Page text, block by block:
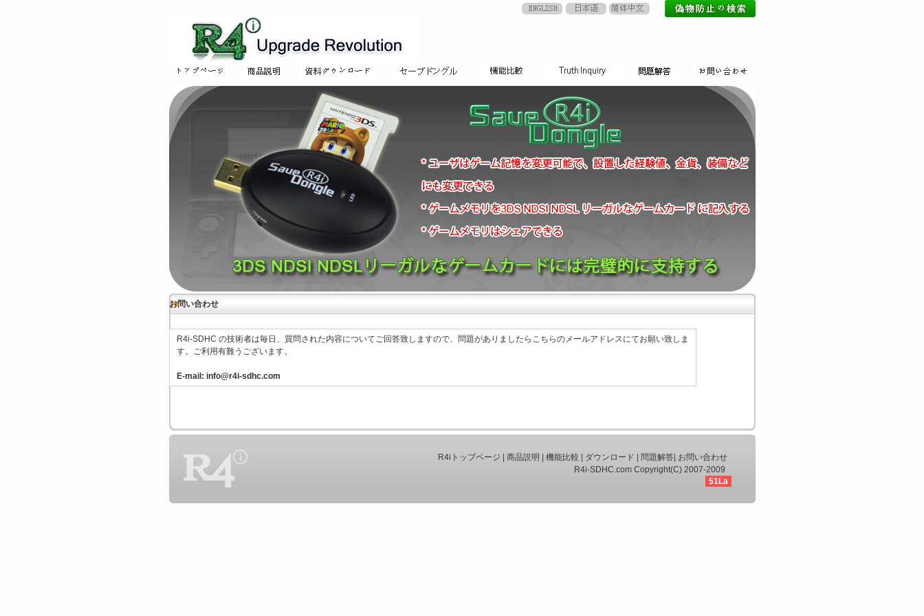
お問い合わせ
R4i-SDHC の技術者は毎日、質問された内容についてご回答致しますので、問題がありましたらこちらのメールアドレスにてお願い致しま
す。ご利用有難うございます。
E-mail: info@r4i-sdhc.com
R4iトップページ 商品説明 機能比較 ダウンロード 問題解答 お問い合わせ
R4i-SDHC.com Copyright(C) 2007-2009
51La